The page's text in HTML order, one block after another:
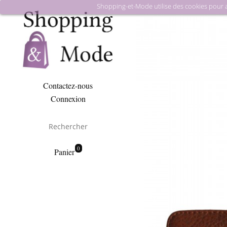
Contactez-nous
Connexion
Panier 0
Shopping-et-Mode utilise des cookies pour